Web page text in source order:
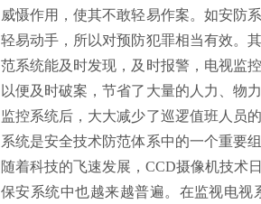
威慑作用，使其不敢轻易作案。如安防
轻易动手，所以对预防犯罪相当有效。
范系统能及时发现，及时报警，电视监
以便及时破案，节省了大量的人力、物
监控系统后，大大减少了巡逻值班人
系统是安全技术防范体系中的一个重要
随着科技的飞速发展，CCD摄像机技术
保安系统中也越来越普遍。在监视电